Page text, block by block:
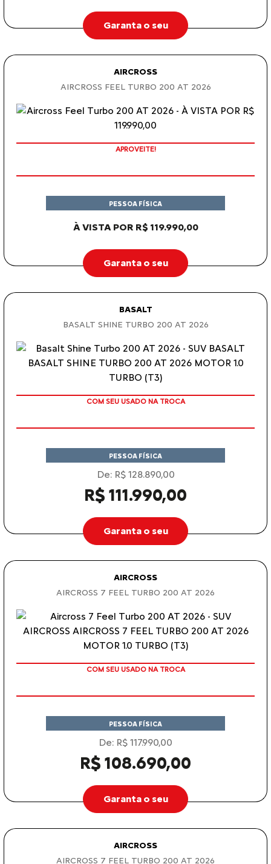
Garanta o seu
AIRCROSS
AIRCROSS FEEL TURBO 200 AT 2026
APROVEITE!
À VISTA POR R$ 119.990,00
PESSOA FÍSICA
Garanta o seu
BASALT
BASALT SHINE TURBO 200 AT 2026
COM SEU USADO NA TROCA
PESSOA FÍSICA
De: R$ 128.890,00
R$ 111.990,00
Garanta o seu
AIRCROSS
AIRCROSS 7 FEEL TURBO 200 AT 2026
COM SEU USADO NA TROCA
PESSOA FÍSICA
De: R$ 117.990,00
R$ 108.690,00
Garanta o seu
AIRCROSS
AIRCROSS 7 FEEL TURBO 200 AT 2026